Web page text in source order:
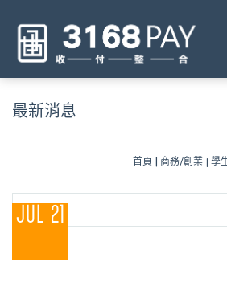
最新消息
首頁 商務/創業 學
JUL 21